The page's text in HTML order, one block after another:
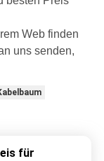
Web finden
uns senden,
für